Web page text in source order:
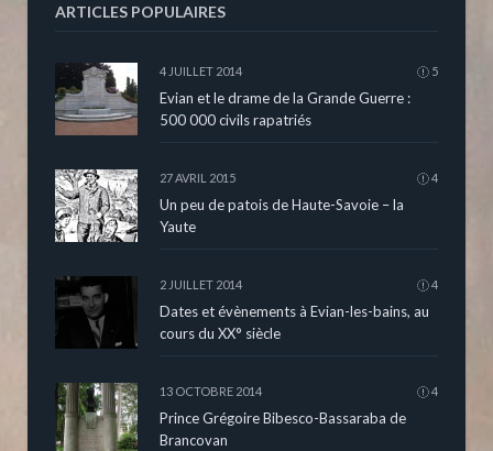
ARTICLES POPULAIRES
4 JUILLET 2014 5
Evian et le drame de la Grande Guerre :
500 000 civils rapatriés
27 AVRIL 2015 4
Un peu de patois de Haute-Savoie – la
Yaute
2 JUILLET 2014 4
Dates et évènements à Evian-les-bains, au
cours du XX° siècle
13 OCTOBRE 2014 4
Prince Grégoire Bibesco-Bassaraba de
Brancovan